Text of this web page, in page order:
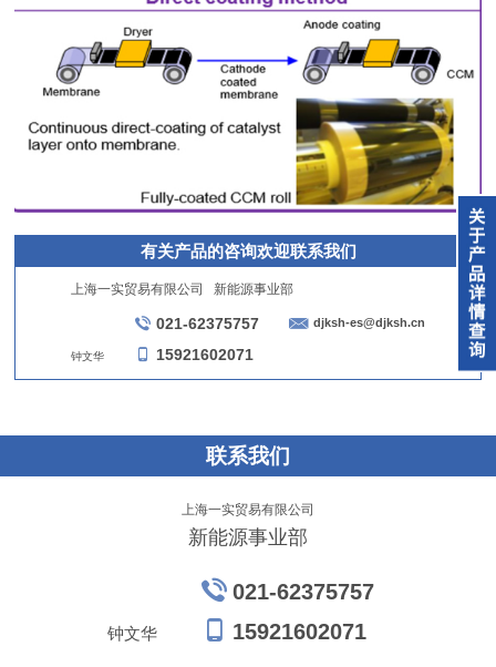
有关产品的咨询欢迎联系我们
上海一实贸易有限公司 新能源事业部
021-62375757
钟文华 15921602071
djksh-es@djksh.cn
联系我们
上海一实贸易有限公司
新能源事业部
021-62375757
钟文华 15921602071